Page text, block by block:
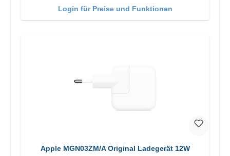
Login für Preise und Funktionen
Apple MGN03ZM/A Original Ladegerät 12W